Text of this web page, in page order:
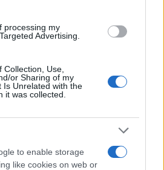
Google and its third-party tags to
processing my
Advertising.
Use,
or Sharing of my
Is Unrelated with the
it was collected.
to enable storage
like cookies on web or